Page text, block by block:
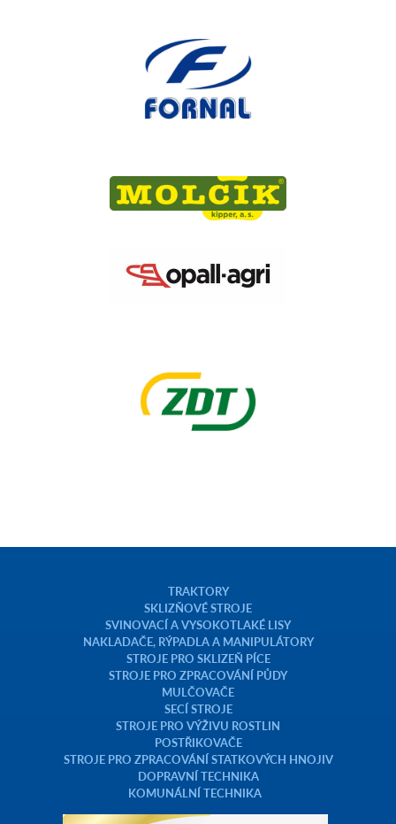
TRAKTORY
SKLIZŇOVÉ STROJE
SVINOVACÍ A VYSOKOTLAKÉ LISY
NAKLADAČE, RÝPADLA A MANIPULÁTORY
STROJE PRO SKLIZEŇ PÍCE
STROJE PRO ZPRACOVÁNÍ PŮDY
MULČOVAČE
SECÍ STROJE
STROJE PRO VÝŽIVU ROSTLIN
POSTŘIKOVAČE
STROJE PRO ZPRACOVÁNÍ STATKOVÝCH HNOJIV
DOPRAVNÍ TECHNIKA
KOMUNÁLNÍ TECHNIKA